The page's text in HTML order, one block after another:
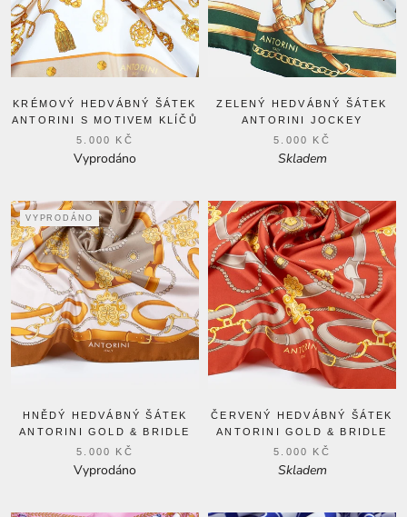
KRÉMOVÝ HEDVÁBNÝ ŠÁTEK
ANTORINI S MOTIVEM KLÍČŮ
5.000 KČ
Vyprodáno
ZELENÝ HEDVÁBNÝ ŠÁTEK
ANTORINI JOCKEY
5.000 KČ
Skladem
VYPRODÁNO
HNĚDÝ HEDVÁBNÝ ŠÁTEK
ANTORINI GOLD & BRIDLE
5.000 KČ
Vyprodáno
ČERVENÝ HEDVÁBNÝ ŠÁTEK
ANTORINI GOLD & BRIDLE
5.000 KČ
Skladem